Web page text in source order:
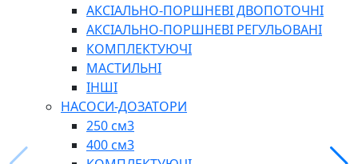
АКСІАЛЬНО-ПОРШНЕВІ ДВОПОТОЧНІ
АКСІАЛЬНО-ПОРШНЕВІ РЕГУЛЬОВАНІ
КОМПЛЕКТУЮЧІ
МАСТИЛЬНІ
ІНШІ
НАСОСИ-ДОЗАТОРИ
250 см3
400 см3